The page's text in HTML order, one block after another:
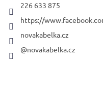
226 633 875
https://
novakabelka.cz
@novakabelka.cz